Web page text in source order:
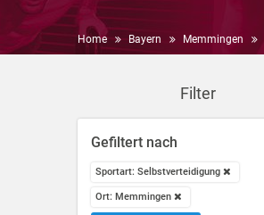
Home Bayern Memmingen
Filter
Gefiltert nach
Sportart: Selbstverteidigung
Ort: Memmingen